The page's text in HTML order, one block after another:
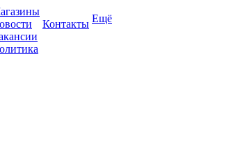
Контакты Ещё